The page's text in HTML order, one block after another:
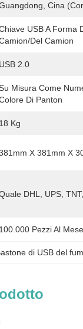
Cina
USB A Forma
del Camion
USB 2.0
Misura Come
Di Panton
18 Kg
X 381mm X
DHL, UPS,
100.000 Pezzi Al Mese
di USB del